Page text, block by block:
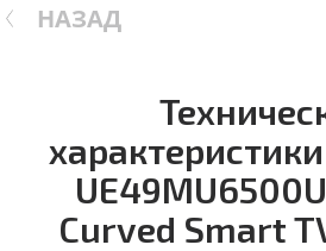
НАЗАД
Curved Smart